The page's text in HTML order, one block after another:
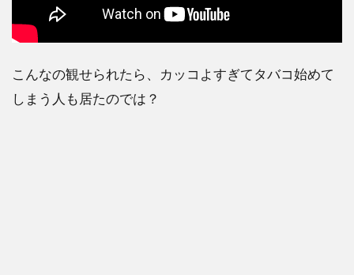
こんなの観せられたら、カッコよすぎてタバコ始めて
しまう人も居たのでは？